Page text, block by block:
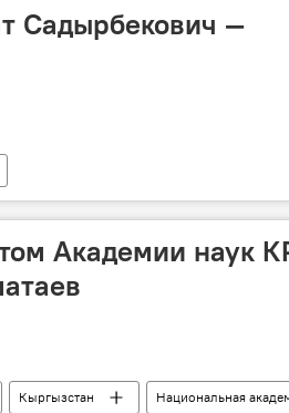
Садырбекович —
Академии наук
Кыргызстан
Национальная